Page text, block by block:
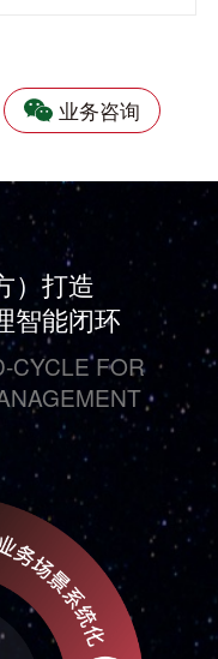
业务咨询
）打造
智能闭环
CYCLE FOR